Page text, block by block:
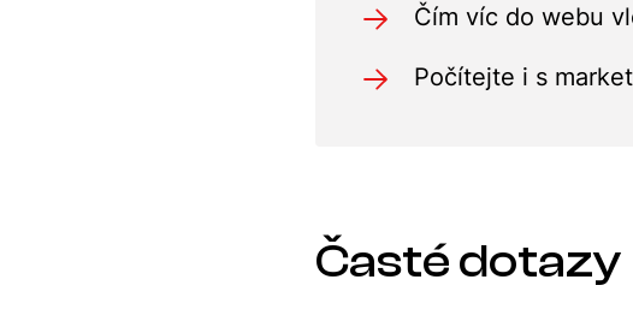
Čím víc do webu
Počítejte i s
Časté dotazy